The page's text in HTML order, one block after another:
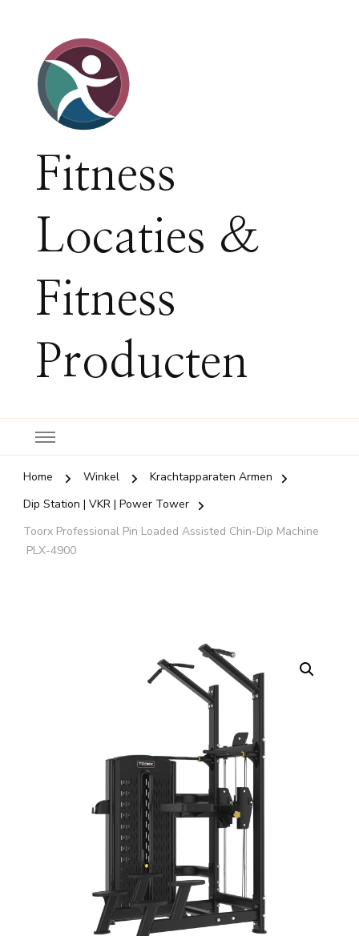
Fitness
Locaties &
Fitness
Producten
Home Winkel
Krachtapparaten Armen
Dip Station | VKR | Power Tower
Toorx Professional Pin Loaded Assisted Chin-Dip Machine
PLX-4900